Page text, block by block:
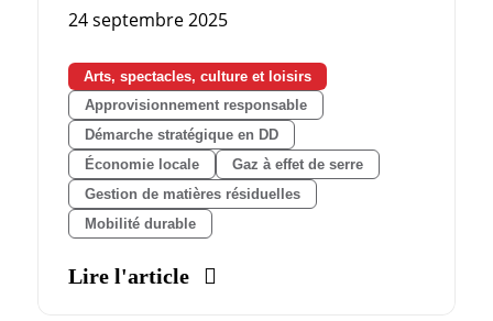
24 septembre 2025
Arts, spectacles, culture et loisirs
Approvisionnement responsable
Démarche stratégique en DD
Économie locale
Gaz à effet de serre
Gestion de matières résiduelles
Mobilité durable
Lire l'article